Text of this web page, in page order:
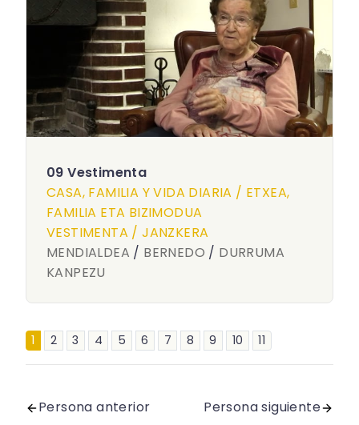
09 Vestimenta
CASA, FAMILIA Y VIDA DIARIA / ETXEA,
FAMILIA ETA BIZIMODUA
VESTIMENTA / JANZKERA
MENDIALDEA / BERNEDO / DURRUMA
KANPEZU
1 2 3 4 5 6 7 8 9 10 11
Persona anterior Persona siguiente